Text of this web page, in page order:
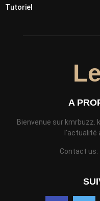
Tutoriel
A
Bienvenue sur kmrbuzz.
l'actualité
Contact us: